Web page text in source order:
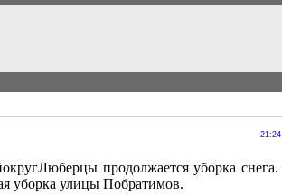
21:24
продолжается уборка снега.
уборка улицы Побратимов.